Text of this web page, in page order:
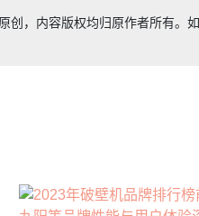
创，内容版权均归原作者所有。